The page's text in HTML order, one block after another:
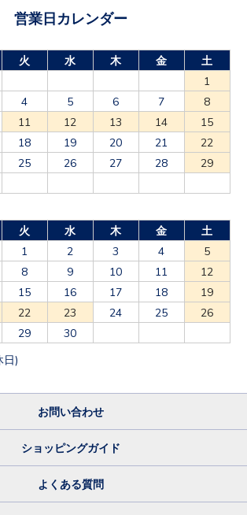
営業日カレンダー
火 水 木 金
土
1
4 5 6 7
8
11 12 13 14
15
18 19 20 21
22
25 26 27 28
29
火 水 木 金
土
1
2 3 4
5
8 9 10 11
12
15 16 17 18
19
22 23 24 25
26
29 30
)
お問い合わせ
ショッピングガイド
よくある質問